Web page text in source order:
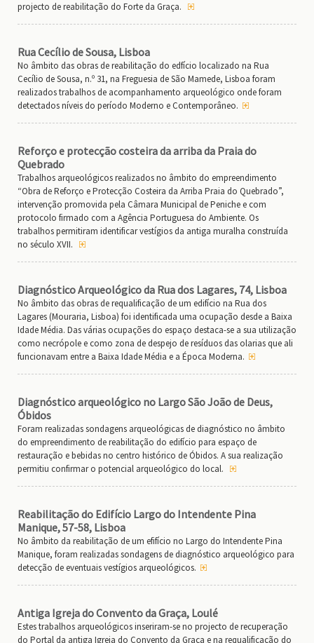
projecto de reabilitação do Forte da Graça.
Rua Cecílio de Sousa, Lisboa
No âmbito das obras de reabilitação do edfício localizado na Rua
Cecílio de Sousa, n.º 31, na Freguesia de São Mamede, Lisboa foram
realizados trabalhos de acompanhamento arqueológico onde foram
detectados níveis do período Moderno e Contemporâneo.
Reforço e protecção costeira da arriba da Praia do
Quebrado
Trabalhos arqueológicos realizados no âmbito do empreendimento
“Obra de Reforço e Protecção Costeira da Arriba Praia do Quebrado”,
intervenção promovida pela Câmara Municipal de Peniche e com
protocolo firmado com a Agência Portuguesa do Ambiente. Os
trabalhos permitiram identificar vestígios da antiga muralha construída
no século XVII.
Diagnóstico Arqueológico da Rua dos Lagares, 74, Lisboa
No âmbito das obras de requalificação de um edifício na Rua dos
Lagares (Mouraria, Lisboa) foi identificada uma ocupação desde a Baixa
Idade Média. Das várias ocupações do espaço destaca-se a sua utilização
como necrópole e como zona de despejo de resíduos das olarias que ali
funcionavam entre a Baixa Idade Média e a Época Moderna.
Diagnóstico arqueológico no Largo São João de Deus,
Óbidos
Foram realizadas sondagens arqueológicas de diagnóstico no âmbito
do empreendimento de reabilitação do edifício para espaço de
restauração e bebidas no centro histórico de Óbidos. A sua realização
permitiu confirmar o potencial arqueológico do local.
Reabilitação do Edifício Largo do Intendente Pina
Manique, 57-58, Lisboa
No âmbito da reabilitação de um efifício no Largo do Intendente Pina
Manique, foram realizadas sondagens de diagnóstico arqueológico para
detecção de eventuais vestígios arqueológicos.
Antiga Igreja do Convento da Graça, Loulé
Estes trabalhos arqueológicos inseriram-se no projecto de recuperação
do Portal da antiga Igreja do Convento da Graça e na requalificação do